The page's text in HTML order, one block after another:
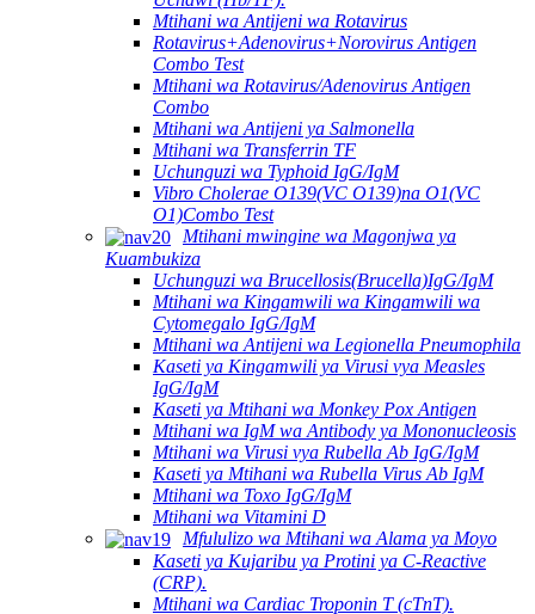
Mtihani wa Antijeni wa Rotavirus
Rotavirus+Adenovirus+Norovirus Antigen
Combo Test
Mtihani wa Rotavirus/Adenovirus Antigen
Combo
Mtihani wa Antijeni ya Salmonella
Mtihani wa Transferrin TF
Uchunguzi wa Typhoid IgG/IgM
Vibro Cholerae O139(VC O139)na O1(VC
O1)Combo Test
Mtihani mwingine wa Magonjwa ya
Kuambukiza
Uchunguzi wa Brucellosis(Brucella)IgG/IgM
Mtihani wa Kingamwili wa Kingamwili wa
Cytomegalo IgG/IgM
Mtihani wa Antijeni wa Legionella Pneumophila
Kaseti ya Kingamwili ya Virusi vya Measles
IgG/IgM
Kaseti ya Mtihani wa Monkey Pox Antigen
Mtihani wa IgM wa Antibody ya Mononucleosis
Mtihani wa Virusi vya Rubella Ab IgG/IgM
Kaseti ya Mtihani wa Rubella Virus Ab IgM
Mtihani wa Toxo IgG/IgM
Mtihani wa Vitamini D
Mfululizo wa Mtihani wa Alama ya Moyo
Kaseti ya Kujaribu ya Protini ya C-Reactive
(CRP).
Mtihani wa Cardiac Troponin T (cTnT).